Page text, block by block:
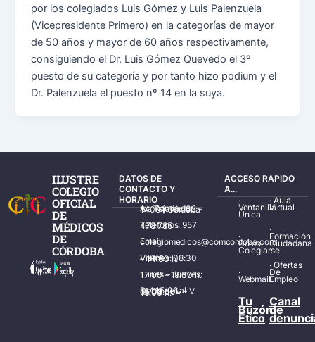
por los colegiados Luis Gómez y Luis Palenzuela
(Vicepresidente Primero) en la categorías de mayor
de 50 años y mayor de 60 años respectivamente,
consiguiendo el Dr. Luis Gómez Quevedo el 3º
puesto de su categoría y por tanto hizo podium y el
Dr. Palenzuela el puesto nº 14 en la suya.
ILUSTRE
COLEGIO
OFICIAL
DE
MÉDICOS
DE
CÓRDOBA
DATOS DE
CONTACTO Y
HORARIO
Av. Ronda de los Tejares, 32 – 14001 Córdoba
Teléfonos: 957 478 785
Email: colegiomedicos@comcordoba.com
Lunes – Viernes: 08:30 – 14:30 h.
Lunes – Jueves: 17:00 – 19:30 h.
Del 15/06 al 15/09 de L – V de 08:00 – 15:00 h.
ACCESO RAPIDO
A...
·
Ventanilla
Única
·
Cómo
Colegiarse
·
Webmail
·Aula
Virtual
·
Formación
Ciudadana
·Ofertas
De
Empleo
Tu
Buzón
Ético
Canal
de